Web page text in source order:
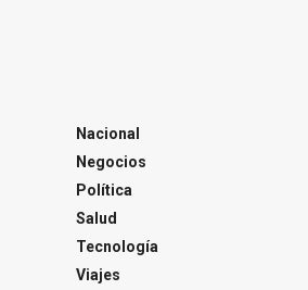
Nacional
Negocios
Política
Salud
Tecnología
Viajes